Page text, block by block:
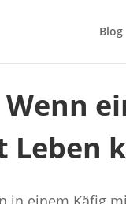
Blog
Leben